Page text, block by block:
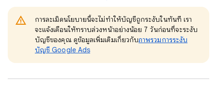
การละเมิดนโยบายนี้จะไม่ทำให้บัญชีถูกระงับในทันที เรา
จะแจ้งเตือนให้ทราบล่วงหน้าอย่างน้อย 7 วันก่อนที่จะระงับ
บัญชีของคุณ ดูข้อมูลเพิ่มเติมเกี่ยวกับภาพรวมการระงับ
บัญชี Google Ads